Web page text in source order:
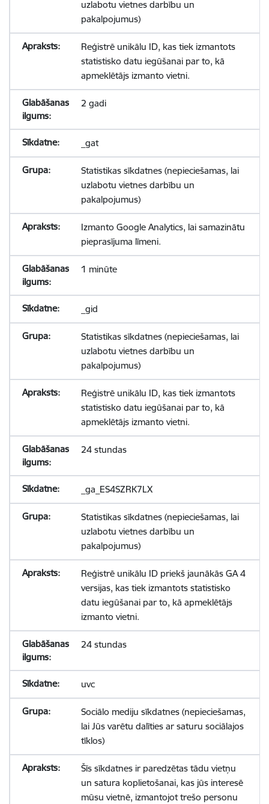
uzlabotu vietnes darbību un
pakalpojumus)
Reģistrē unikālu ID, kas tiek izmantots
statistisko datu iegūšanai par to, kā
apmeklētājs izmanto vietni.
2 gadi
_gat
Statistikas sīkdatnes (nepieciešamas, lai
uzlabotu vietnes darbību un
pakalpojumus)
Izmanto Google Analytics, lai samazinātu
pieprasījuma līmeni.
1 minūte
_gid
Statistikas sīkdatnes (nepieciešamas, lai
uzlabotu vietnes darbību un
pakalpojumus)
Reģistrē unikālu ID, kas tiek izmantots
statistisko datu iegūšanai par to, kā
apmeklētājs izmanto vietni.
24 stundas
_ga_ES4SZRK7LX
Statistikas sīkdatnes (nepieciešamas, lai
uzlabotu vietnes darbību un
pakalpojumus)
Reģistrē unikālu ID priekš jaunākās GA 4
versijas, kas tiek izmantots statistisko
datu iegūšanai par to, kā apmeklētājs
izmanto vietni.
24 stundas
uvc
Sociālo mediju sīkdatnes (nepieciešamas,
lai Jūs varētu dalīties ar saturu sociālajos
tīklos)
Šīs sīkdatnes ir paredzētas tādu vietņu
un satura koplietošanai, kas jūs interesē
mūsu vietnē, izmantojot trešo personu